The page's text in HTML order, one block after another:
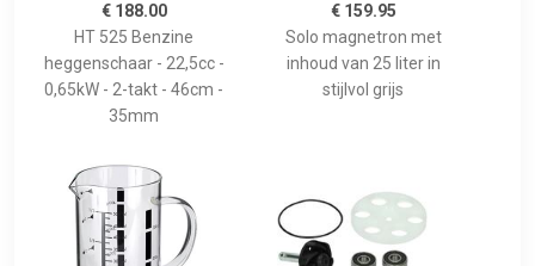
€ 188.00
HT 525 Benzine
heggenschaar - 22,5cc -
0,65kW - 2-takt - 46cm -
35mm
€ 159.95
Solo magnetron met
inhoud van 25 liter in
stijlvol grijs